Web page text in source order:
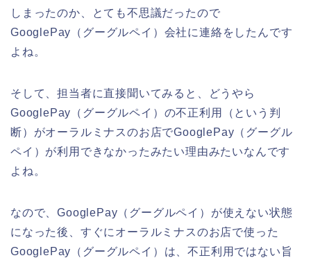
しまったのか、とても不思議だったので
GooglePay（グーグルペイ）会社に連絡をしたんです
よね。
そして、担当者に直接聞いてみると、どうやら
GooglePay（グーグルペイ）の不正利用（という判
断）がオーラルミナスのお店でGooglePay（グーグル
ペイ）が利用できなかったみたい理由みたいなんです
よね。
なので、GooglePay（グーグルペイ）が使えない状態
になった後、すぐにオーラルミナスのお店で使った
GooglePay（グーグルペイ）は、不正利用ではない旨